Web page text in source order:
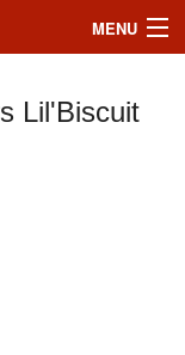
MENU
Lil'Biscuit